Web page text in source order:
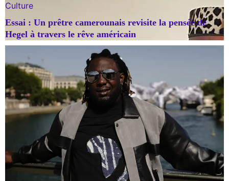
Culture
Essai : Un prêtre camerounais revisite la pensée de
Hegel à travers le rêve américain